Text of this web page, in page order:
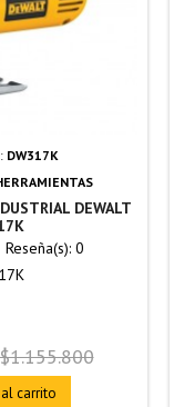
DW317K
DEWALT
Reseña(s): 0
Precio
$1.155.800
carrito